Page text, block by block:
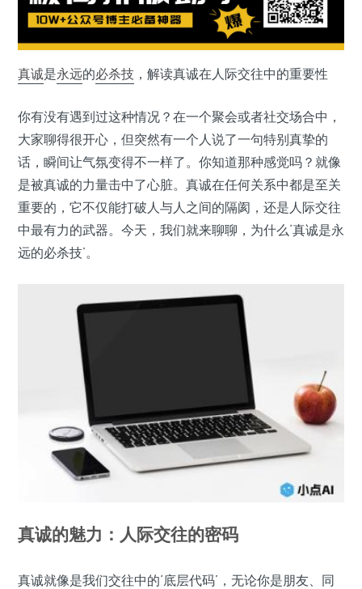
真诚是永远的必杀技 ，解读真诚在人际交往中的重要性
你有没有遇到过这种情况？在一个聚会或者社交场合中，
大家聊得很开心，但突然有一个人说了一句特别真挚的
话，瞬间让气氛变得不一样了。你知道那种感觉吗？就像
是被真诚的力量击中了心脏。真诚在任何关系中都是至关
重要的，它不仅能打破人与人之间的隔阂，还是人际交往
中最有力的武器。今天，我们就来聊聊，为什么‘真诚是永
远的必杀技’。
真诚的魅力：人际交往的密码
真诚就像是我们交往中的‘底层代码’，无论你是朋友、同